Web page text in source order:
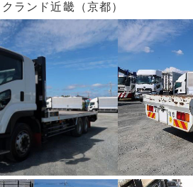
ランド近畿（京都）